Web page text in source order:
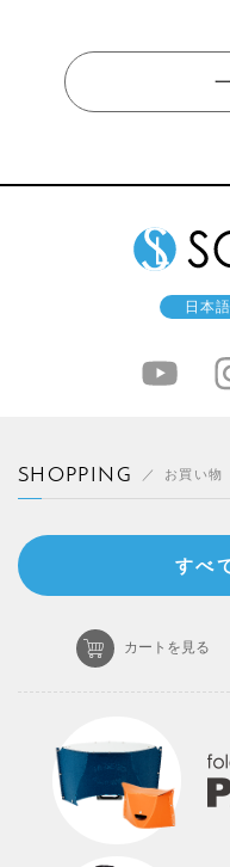
日本語
SHOPPING お買い物
すべ
カートを見る